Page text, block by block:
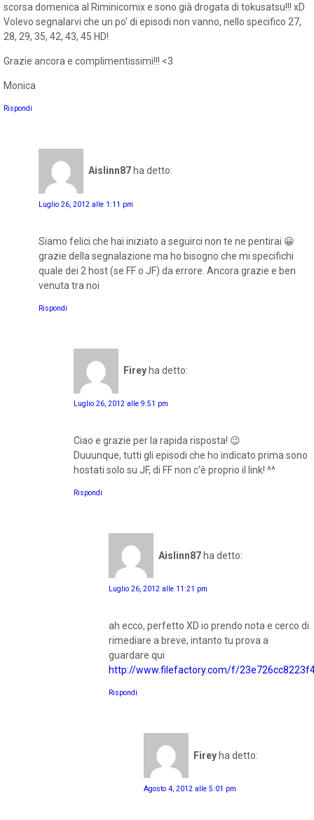
scorsa domenica al Riminicomix e sono già drogata di tokusatsu!!! xD
Volevo segnalarvi che un po' di episodi non vanno, nello specifico 27,
28, 29, 35, 42, 43, 45 HD!
Grazie ancora e complimentissimi!!! <3
Monica
Rispondi
Aislinn87 ha detto:
Luglio 26, 2012 alle 1:11 pm
Siamo felici che hai iniziato a seguirci non te ne pentirai 😀
grazie della segnalazione ma ho bisogno che mi specifichi
quale dei 2 host (se FF o JF) da errore. Ancora grazie e ben
venuta tra noi
Rispondi
Firey ha detto:
Luglio 26, 2012 alle 9:51 pm
Ciao e grazie per la rapida risposta! 😉
Duuunque, tutti gli episodi che ho indicato prima sono
hostati solo su JF, di FF non c'è proprio il link! ^^
Rispondi
Aislinn87 ha detto:
Luglio 26, 2012 alle 11:21 pm
ah ecco, perfetto XD io prendo nota e cerco di
rimediare a breve, intanto tu prova a
guardare qui
http://www.filefactory.com/f/
Rispondi
Firey ha detto:
Agosto 4, 2012 alle 5:01 pm